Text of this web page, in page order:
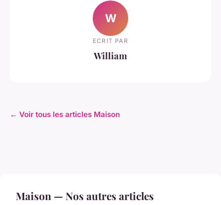
W
ECRIT PAR
William
← Voir tous les articles Maison
Maison — Nos autres articles